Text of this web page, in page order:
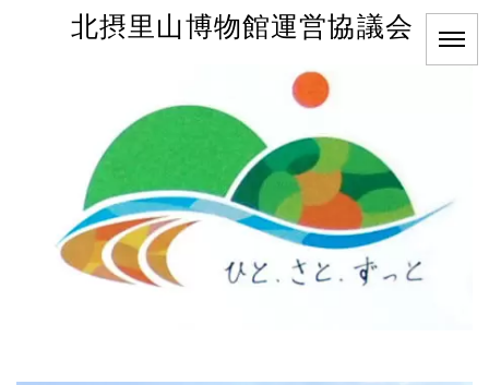
北摂里山博物館運営協議会